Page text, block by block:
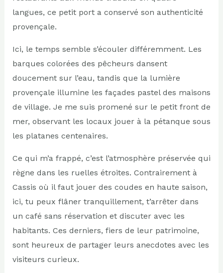
langues, ce petit port a conservé son authenticité
provençale.
Ici, le temps semble s’écouler différemment. Les
barques colorées des pêcheurs dansent
doucement sur l’eau, tandis que la lumière
provençale illumine les façades pastel des maisons
de village. Je me suis promené sur le petit front de
mer, observant les locaux jouer à la pétanque sous
les platanes centenaires.
Ce qui m’a frappé, c’est l’atmosphère préservée qui
règne dans les ruelles étroites. Contrairement à
Cassis où il faut jouer des coudes en haute saison,
ici, tu peux flâner tranquillement, t’arrêter dans
un café sans réservation et discuter avec les
habitants. Ces derniers, fiers de leur patrimoine,
sont heureux de partager leurs anecdotes avec les
visiteurs curieux.